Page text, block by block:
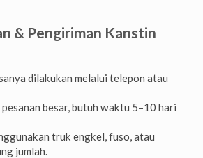
& Pengiriman Kanstin
dilakukan melalui telepon atau
besar, butuh waktu 5–10 hari
truk engkel, fuso, atau
jumlah.